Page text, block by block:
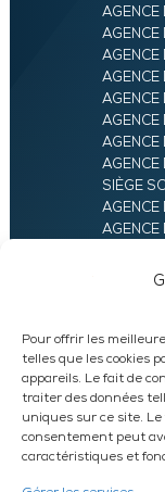
Pour offrir les
telles que les cookies
appareils. Le fait de
traiter des données
uniques sur ce site.
consentement peut
caractéristiques et
AGENCE
AGENCE
AGENCE
AGENCE
AGENCE
AGENCE
AGENCE
AGENCE
SIÈGE
AGENCE
AGENCE
AGENCE